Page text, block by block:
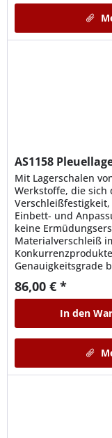
AS1158
Mit Lagerschalen
Werkstoffe, die sich
Einbett- und
keine
Materialverschleiß
Genauigkeitsgrade
86,00 € *
In den